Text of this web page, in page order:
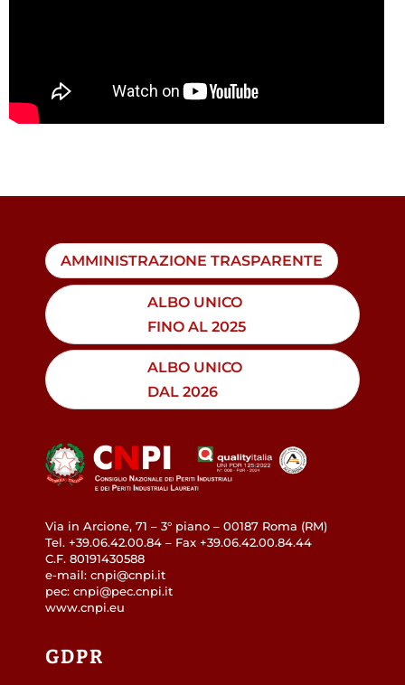
AMMINISTRAZIONE TRASPARENTE
ALBO UNICO
FINO AL 2025
ALBO UNICO
DAL 2026
Via in Arcione, 71 – 3° piano – 00187 Roma (RM)
Tel. +39.06.42.00.84 – Fax +39.06.42.00.84.44
C.F. 80191430588
e-mail: cnpi@cnpi.it
pec: cnpi@pec.cnpi.it
www.cnpi.eu
GDPR